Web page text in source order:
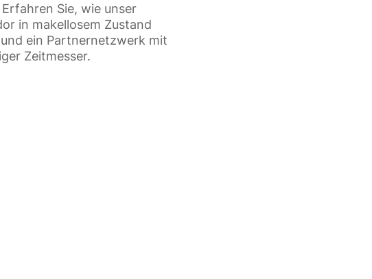
Sie, wie unser
in makellosem Zustand
ein Partnernetzwerk mit
Zeitmesser.